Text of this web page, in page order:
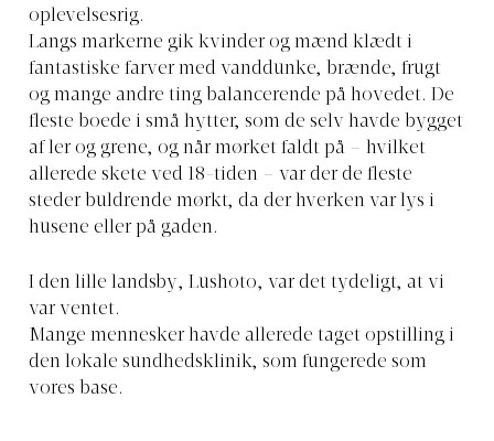
oplevelsesrig.
Langs markerne gik kvinder og mænd klædt i
fantastiske farver med vanddunke, brænde, frugt
og mange andre ting balancerende på hovedet. De
fleste boede i små hytter, som de selv havde bygget
af ler og grene, og når mørket faldt på – hvilket
allerede skete ved 18-tiden – var der de fleste
steder buldrende mørkt, da der hverken var lys i
husene eller på gaden.
I den lille landsby, Lushoto, var det tydeligt, at vi
var ventet.
Mange mennesker havde allerede taget opstilling i
den lokale sundhedsklinik, som fungerede som
vores base.